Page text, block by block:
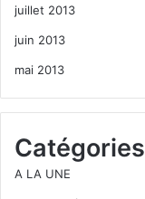
juillet 2013
juin 2013
mai 2013
Catégories
A LA UNE